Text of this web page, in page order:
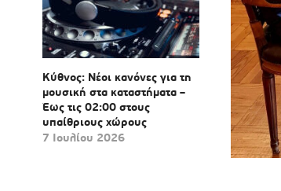
Κύθνος: Νέοι κανόνες για τη
μουσική στα καταστήματα –
Έως τις 02:00 στους
υπαίθριους χώρους
7 Ιουλίου 2026